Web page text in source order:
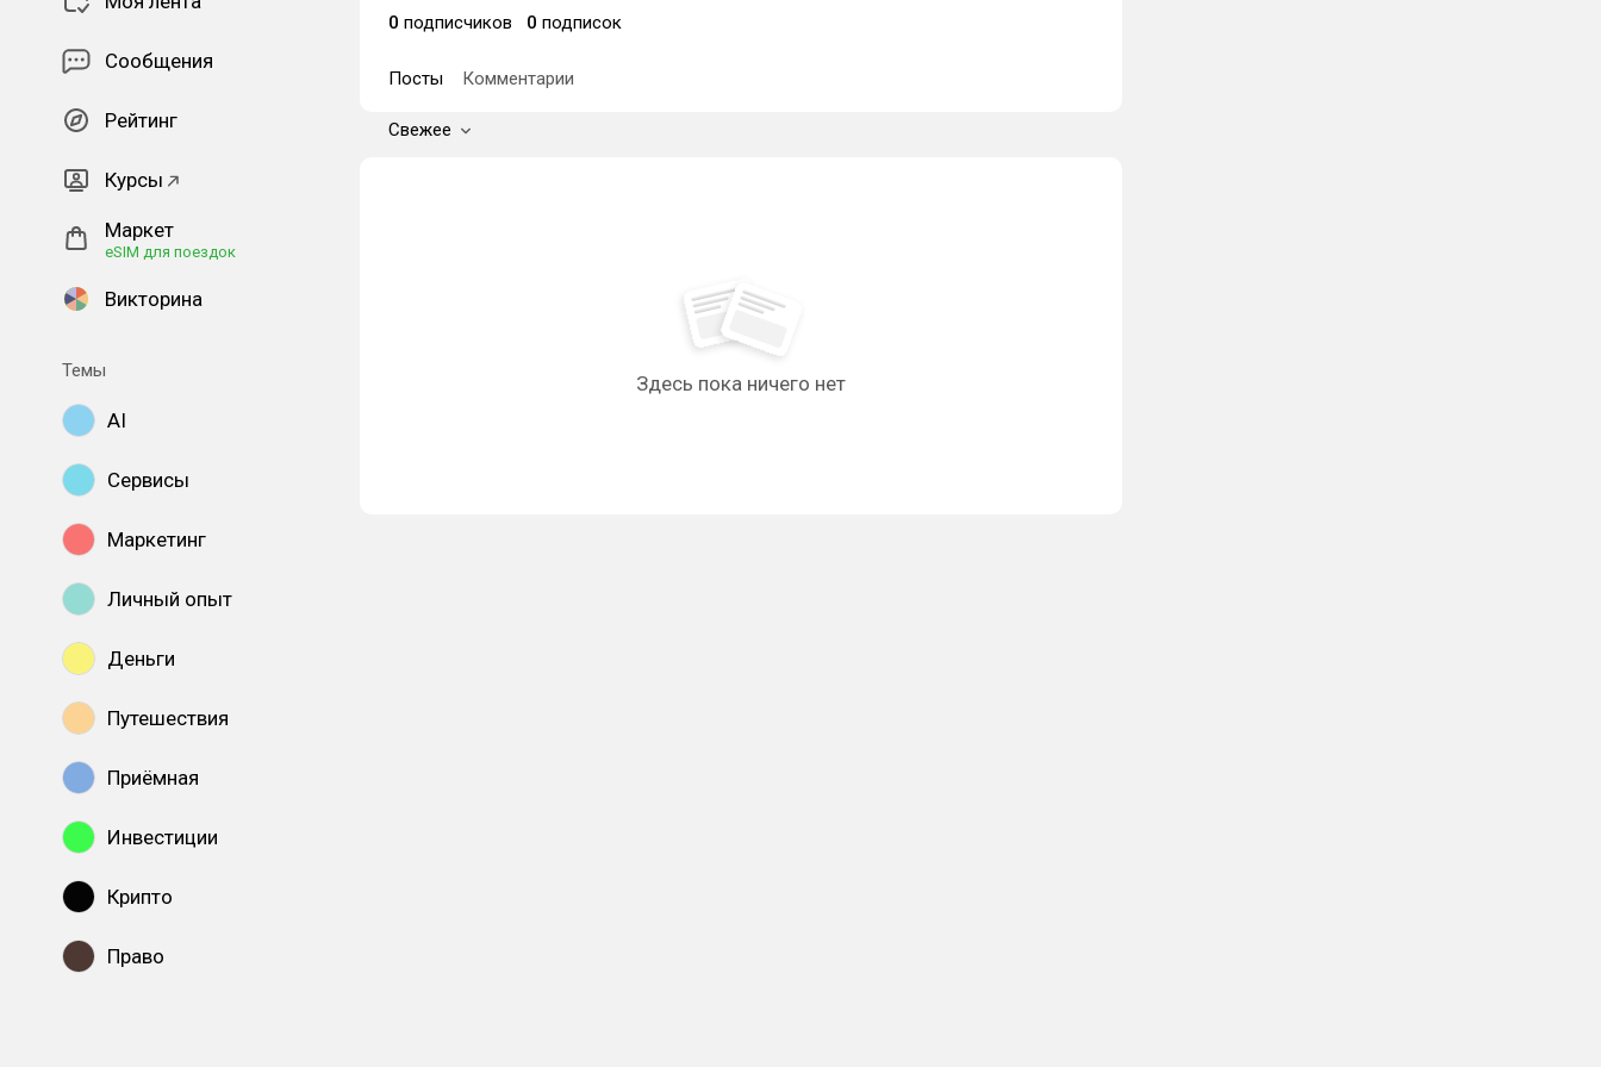
Сообщения
Рейтинг
Курсы
Маркет
eSIM для поездок
Викторина
Темы
AI
Сервисы
Маркетинг
Личный опыт
Деньги
Путешествия
Приёмная
Инвестиции
Крипто
Право
0 подписчиков 0 подписок
Посты Комментарии
Свежее
Здесь пока ничего нет